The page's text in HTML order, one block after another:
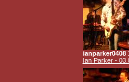
ianparker0408
Ian Parker -